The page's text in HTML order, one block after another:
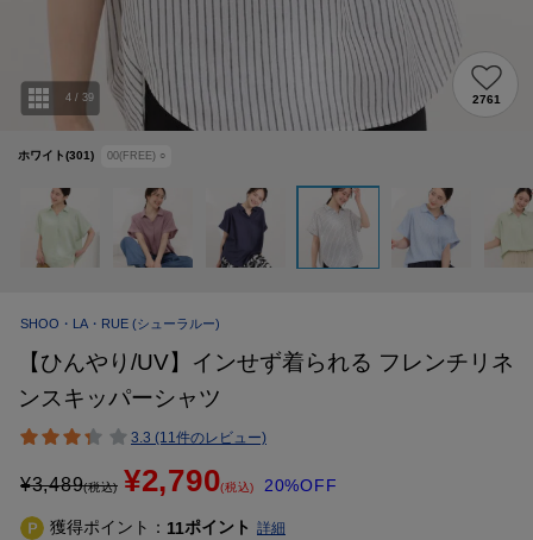
ホワイト(301) 00(FREE) ○
4 / 39 2761
SHOO・LA・RUE (シューラルー)
【ひんやり/UV】インせず着られる フレンチリネ
ンスキッパーシャツ
3.3 (11件のレビュー)
¥3,489(税込) ¥2,790(税込) 20%OFF
獲得ポイント： 11ポイント 詳細